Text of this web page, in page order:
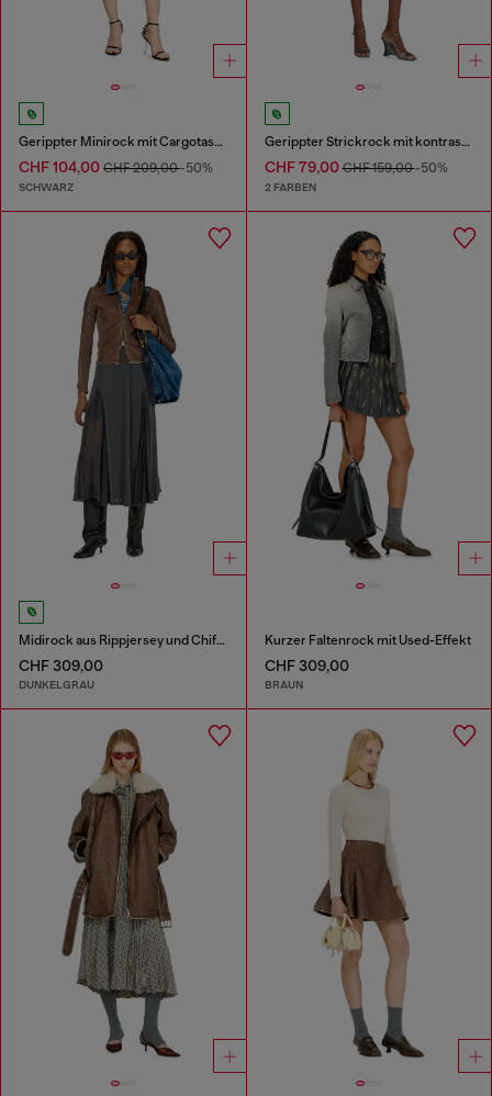
Gerippter Minirock mit Cargotaschen
CHF 104,00 CHF 209,00-50%
SCHWARZ
Gerippter Strickrock mit kontrastierendem Bund
CHF 79,00CHF 159,00-50%
2 FARBEN
Midirock aus Rippjersey und Chiffon
CHF 309,00
DUNKELGRAU
Kurzer Faltenrock mit Used-Effekt
CHF 309,00
BRAUN